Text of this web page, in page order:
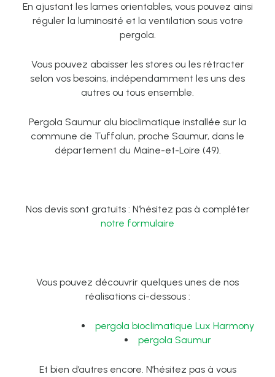
En ajustant les lames orientables, vous pouvez ainsi
réguler la luminosité et la ventilation sous votre
pergola.
Vous pouvez abaisser les stores ou les rétracter
selon vos besoins, indépendamment les uns des
autres ou tous ensemble.
Pergola Saumur alu bioclimatique installée sur la
commune de Tuffalun, proche Saumur, dans le
département du Maine-et-Loire (49).
Nos devis sont gratuits : N’hésitez pas à compléter
notre formulaire
Vous pouvez découvrir quelques unes de nos
réalisations ci-dessous :
pergola bioclimatique Lux Harmony
pergola Saumur
Et bien d’autres encore. N’hésitez pas à vous